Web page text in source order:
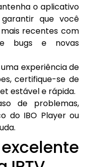
o aplicativo
que você
recentes com
bugs e novas
experiência de
certifique-se de
estável e rápida.
de problemas,
do IBO Player ou